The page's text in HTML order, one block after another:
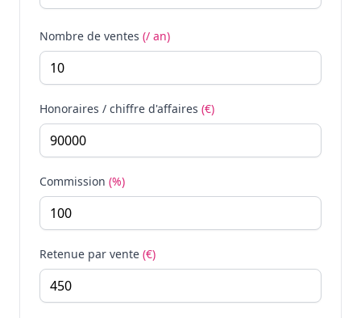
Nombre de ventes (/ an)
Honoraires / chiffre d'affaires (€)
Commission (%)
Retenue par vente (€)